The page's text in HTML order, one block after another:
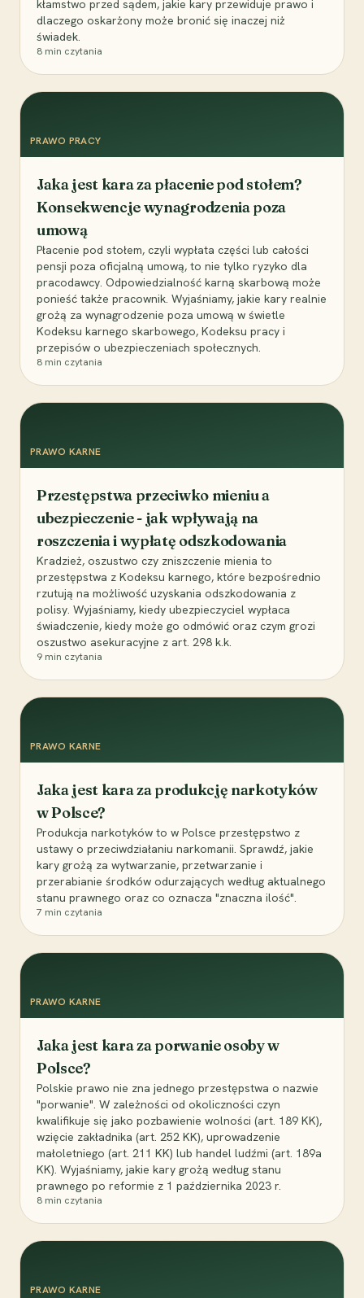
kłamstwo przed sądem, jakie kary przewiduje prawo i
dlaczego oskarżony może bronić się inaczej niż
świadek.
8 min czytania
PRAWO PRACY
Jaka jest kara za płacenie pod stołem?
Konsekwencje wynagrodzenia poza
umową
Płacenie pod stołem, czyli wypłata części lub całości
pensji poza oficjalną umową, to nie tylko ryzyko dla
pracodawcy. Odpowiedzialność karną skarbową może
ponieść także pracownik. Wyjaśniamy, jakie kary realnie
grożą za wynagrodzenie poza umową w świetle
Kodeksu karnego skarbowego, Kodeksu pracy i
przepisów o ubezpieczeniach społecznych.
8 min czytania
PRAWO KARNE
Przestępstwa przeciwko mieniu a
ubezpieczenie - jak wpływają na
roszczenia i wypłatę odszkodowania
Kradzież, oszustwo czy zniszczenie mienia to
przestępstwa z Kodeksu karnego, które bezpośrednio
rzutują na możliwość uzyskania odszkodowania z
polisy. Wyjaśniamy, kiedy ubezpieczyciel wypłaca
świadczenie, kiedy może go odmówić oraz czym grozi
oszustwo asekuracyjne z art. 298 k.k.
9 min czytania
PRAWO KARNE
Jaka jest kara za produkcję narkotyków
w Polsce?
Produkcja narkotyków to w Polsce przestępstwo z
ustawy o przeciwdziałaniu narkomanii. Sprawdź, jakie
kary grożą za wytwarzanie, przetwarzanie i
przerabianie środków odurzających według aktualnego
stanu prawnego oraz co oznacza "znaczna ilość".
7 min czytania
PRAWO KARNE
Jaka jest kara za porwanie osoby w
Polsce?
Polskie prawo nie zna jednego przestępstwa o nazwie
"porwanie". W zależności od okoliczności czyn
kwalifikuje się jako pozbawienie wolności (art. 189 KK),
wzięcie zakładnika (art. 252 KK), uprowadzenie
małoletniego (art. 211 KK) lub handel ludźmi (art. 189a
KK). Wyjaśniamy, jakie kary grożą według stanu
prawnego po reformie z 1 października 2023 r.
8 min czytania
PRAWO KARNE